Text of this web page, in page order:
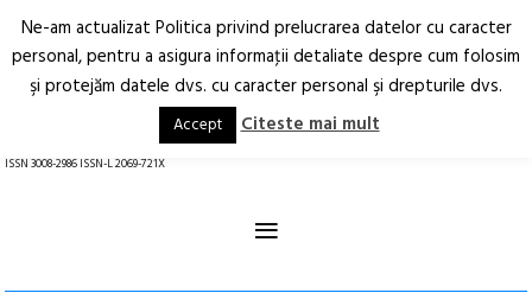
Arhitectură.
Oraș.
RO EN
ISSN 3008-2986 ISSN-L 2069-721X
≡
Ne-am actualizat Politica privind prelucrarea datelor cu caracter
personal, pentru a asigura informaţii detaliate despre cum folosim
şi protejăm datele dvs. cu caracter personal şi drepturile dvs.
Accept Citeste mai mult